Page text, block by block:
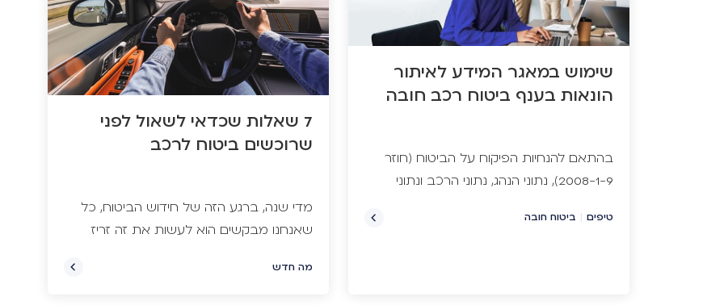
שימוש במאגר המידע לאיתור
הונאות בענף ביטוח רכב חובה
בהתאם להנחיות הפיקוח על הביטוח (חוזר
2008-1-9), נתוני הנהג, נתוני הרכב ונתוני
ידכם לצורך הפקת תעודת ביטוח חובה,
טיפים | ביטוח חובה
7 שאלות שכדאי לשאול לפני
שרוכשים ביטוח לרכב
מדי שנה, ברגע הזה של חידוש הביטוח, כל
שאנחנו מבקשים הוא לעשות את זה זריז
הפוליסה ולשכוח ממנה לעוד שנה תמימה.
מה חדש